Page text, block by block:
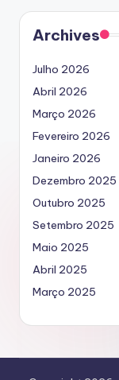
Archives
Julho 2026
Abril 2026
Março 2026
Fevereiro 2026
Janeiro 2026
Dezembro 2025
Outubro 2025
Setembro 2025
Maio 2025
Abril 2025
Março 2025